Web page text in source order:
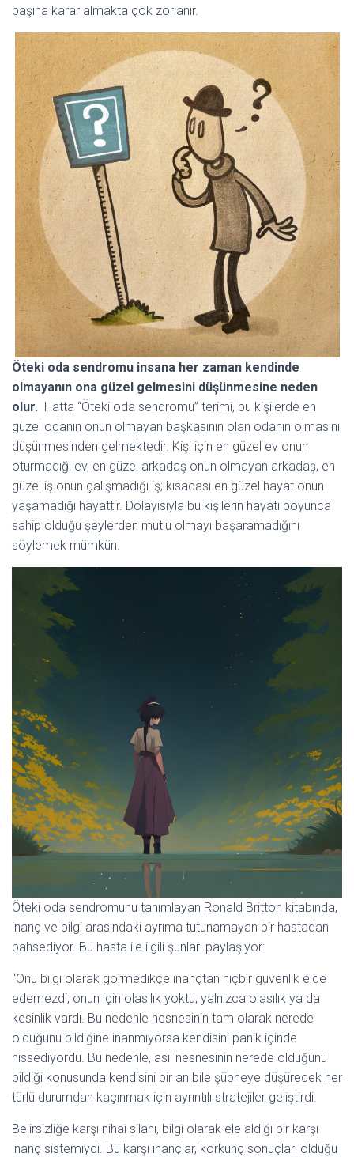
başına karar almakta çok zorlanır.
Öteki oda sendromu insana her zaman kendinde
olmayanın ona güzel gelmesini düşünmesine neden
olur. Hatta “Öteki oda sendromu” terimi, bu kişilerde en
güzel odanın onun olmayan başkasının olan odanın olmasını
düşünmesinden gelmektedir. Kişi için en güzel ev onun
oturmadığı ev, en güzel arkadaş onun olmayan arkadaş, en
güzel iş onun çalışmadığı iş; kısacası en güzel hayat onun
yaşamadığı hayattır. Dolayısıyla bu kişilerin hayatı boyunca
sahip olduğu şeylerden mutlu olmayı başaramadığını
söylemek mümkün.
Öteki oda sendromunu tanımlayan Ronald Britton kitabında,
inanç ve bilgi arasındaki ayrıma tutunamayan bir hastadan
bahsediyor. Bu hasta ile ilgili şunları paylaşıyor:
“Onu bilgi olarak görmedikçe inançtan hiçbir güvenlik elde
edemezdi, onun için olasılık yoktu, yalnızca olasılık ya da
kesinlik vardı. Bu nedenle nesnesinin tam olarak nerede
olduğunu bildiğine inanmıyorsa kendisini panik içinde
hissediyordu. Bu nedenle, asıl nesnesinin nerede olduğunu
bildiği konusunda kendisini bir an bile şüpheye düşürecek her
türlü durumdan kaçınmak için ayrıntılı stratejiler geliştirdi.
Belirsizliğe karşı nihai silahı, bilgi olarak ele aldığı bir karşı
inanç sistemiydi. Bu karşı inançlar, korkunç sonuçları olduğu